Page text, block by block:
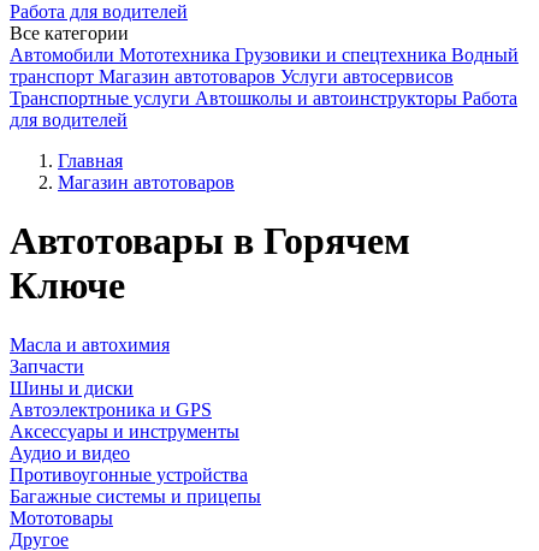
Работа для водителей
Все категории
Автомобили Мототехника Грузовики и спецтехника Водный
транспорт Магазин автотоваров Услуги автосервисов
Транспортные услуги Автошколы и автоинструкторы Работа
для водителей
Главная
Магазин автотоваров
Автотовары в Горячем
Ключе
Масла и автохимия
Запчасти
Шины и диски
Автоэлектроника и GPS
Аксессуары и инструменты
Аудио и видео
Противоугонные устройства
Багажные системы и прицепы
Мототовары
Другое